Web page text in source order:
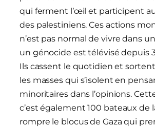
qui ferment l’œil et participent
des palestiniens. Ces actions
n’est pas normal de vivre dans
un génocide est télévisé depuis
Ils cassent le quotidien et
les masses qui s’isolent en
minoritaires dans l’opinions.
c’est également 100 bateaux de
rompre le blocus de Gaza qui